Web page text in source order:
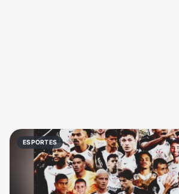
Notícias Outros Política
ESPORTES